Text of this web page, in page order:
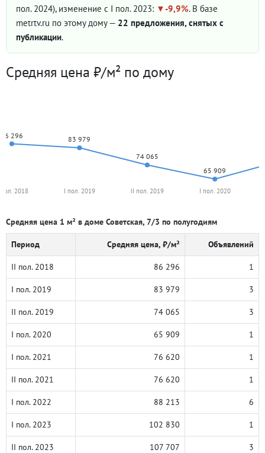
пол. 2024), изменение с I пол. 2023: -9,9%. В базе
metrtv.ru по этому дому — 22 предложения, снятых с
публикации.
Средняя цена ₽/м² по дому
86 296
83 979
74 065
65 909
2018 I пол. 2019 II пол. 2019 I пол. 2020
Средняя цена 1 м² в доме Советская, 7/3 по полугодиям
Период Средняя цена, ₽/м² Объявлений
II пол. 2018 86 296 1
I пол. 2019 83 979 3
II пол. 2019 74 065 3
I пол. 2020 65 909 1
I пол. 2021 76 620 1
II пол. 2021 76 620 1
I пол. 2022 88 213 6
I пол. 2023 102 830 1
II пол. 2023 107 707 3